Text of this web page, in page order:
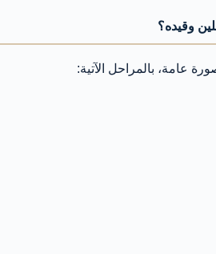
وقيده؟
عامة، بالمراحل الآتية: